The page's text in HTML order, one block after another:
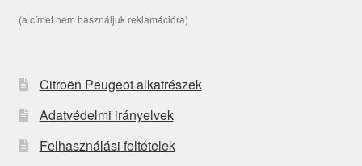
(a címet nem használjuk reklamációra)
Citroën Peugeot alkatrészek
Adatvédelmi irányelvek
Felhasználási feltételek